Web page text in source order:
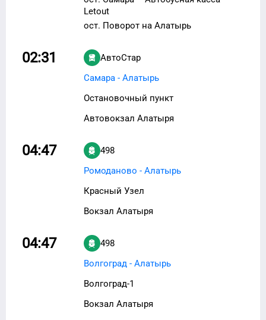
Letout
ост. Поворот на Алатырь
02:31
АвтоСтар
Самара - Алатырь
Остановочный пункт
Автовокзал Алатыря
04:47
498
Ромоданово - Алатырь
Красный Узел
Вокзал Алатыря
04:47
498
Волгоград - Алатырь
Волгоград-1
Вокзал Алатыря